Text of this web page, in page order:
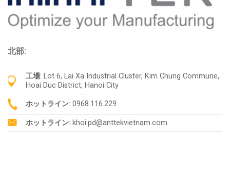
北部:
工場: Lot 6, Lai Xa Industrial Cluster, Kim Chung Commune,
Hoai Duc District, Hanoi City
ホットライン: 0968.116.229
ホットライン: khoi.pd@anttekvietnam.com